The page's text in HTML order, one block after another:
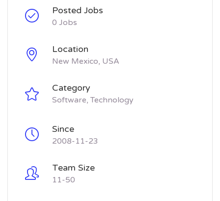
Posted Jobs
0 Jobs
Location
New Mexico, USA
Category
Software Technology
Since
2008-11-23
Team Size
11-50